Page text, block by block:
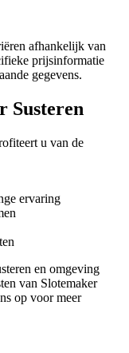
afhankelijk van
prijsinformatie
gegevens.
Susteren
u van de
ervaring
en omgeving
van Slotemaker
op voor meer